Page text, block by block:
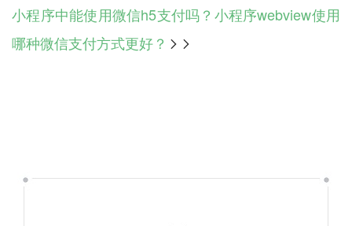
小程序中能使用微信h5支付吗？小程序webview使用
哪种微信支付方式更好？ 